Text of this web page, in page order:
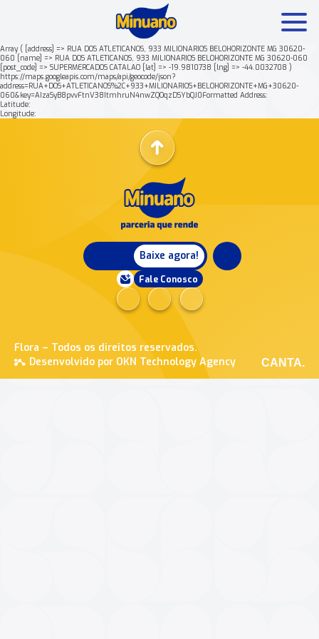
Array ( [address] => RUA DOS ATLETICANOS, 933 MILIONARIOS BELOHORIZONTE MG 30620-
060 [name] => RUA DOS ATLETICANOS, 933 MILIONARIOS BELOHORIZONTE MG 30620-060
[post_code] => SUPERMERCADOS CATALAO [lat] => -19.9810738 [lng] => -44.0032708 )
https://maps.googleapis.com/maps/api/geocode/json?
address=RUA+DOS+ATLETICANOS%2C+933+MILIONARIOS+BELOHORIZONTE+MG+30620-
060&key=AIzaSyB8pvvFtnV38ItmhruN4nwZQOqzDSYbQJ0Formatted Address:
Latitude:
Longitude:
Baixe agora!
Fale Conosco
Flora – Todos os direitos reservados.
Desenvolvido por OKN Technology Agency
CANTA.
Mais buscados: Produtos Minuano Rende +
Nossa história